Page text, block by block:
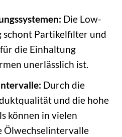
Die Low-
schont Partikelfilter und
die Einhaltung
unerlässlich ist.
Durch die
und die hohe
können in vielen
Ölwechselintervalle